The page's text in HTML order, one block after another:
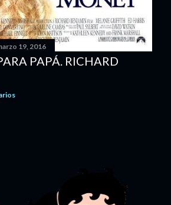
19, 2016
PAPÁ. RICHARD